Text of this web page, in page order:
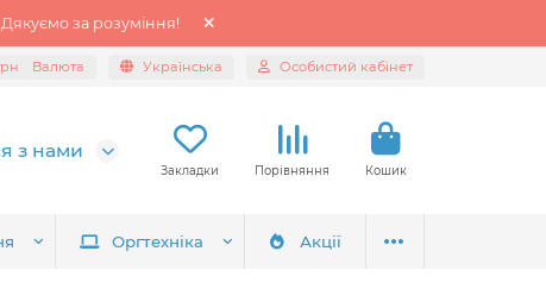
за розуміння!
Валюта Українська Особистий кабінет
з нами
Закладки Порівняння Кошик
Оргтехніка Акції